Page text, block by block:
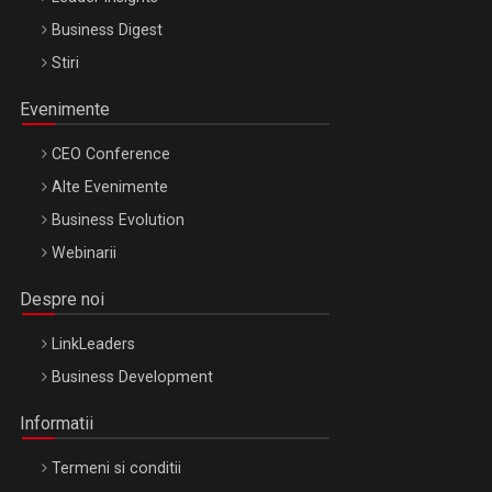
Business Digest
Stiri
Evenimente
CEO Conference
Alte Evenimente
Business Evolution
Webinarii
Despre noi
LinkLeaders
Business Development
Informatii
Termeni si conditii